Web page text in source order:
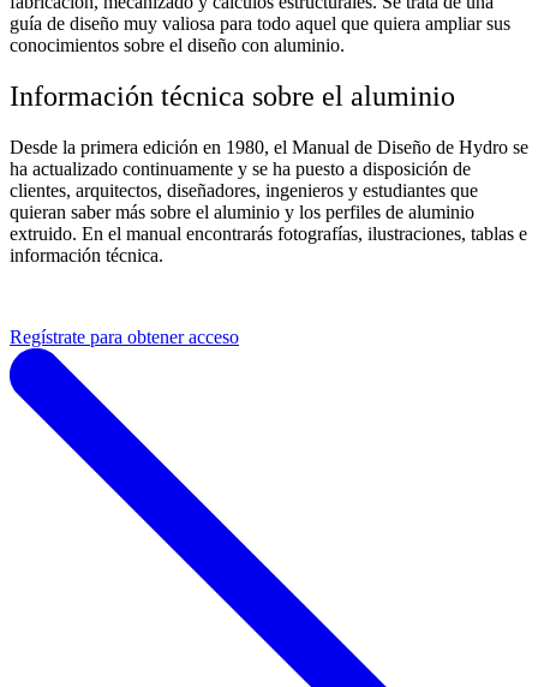
guía de diseño muy valiosa para todo aquel que quiera ampliar sus
conocimientos sobre el diseño con aluminio.
Información técnica sobre el aluminio
Desde la primera edición en 1980, el Manual de Diseño de Hydro se
ha actualizado continuamente y se ha puesto a disposición de
clientes, arquitectos, diseñadores, ingenieros y estudiantes que
quieran saber más sobre el aluminio y los perfiles de aluminio
extruido. En el manual encontrarás fotografías, ilustraciones, tablas e
información técnica.
Regístrate para obtener acceso